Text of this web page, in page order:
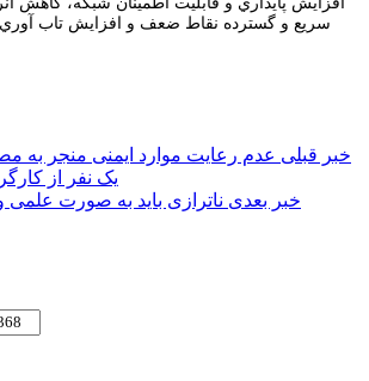
سريع و گسترده نقاط ضعف و افزايش تاب آوري
خبر قبلی
یک نفر از
خبر بعدی ناترازی باید به صورت